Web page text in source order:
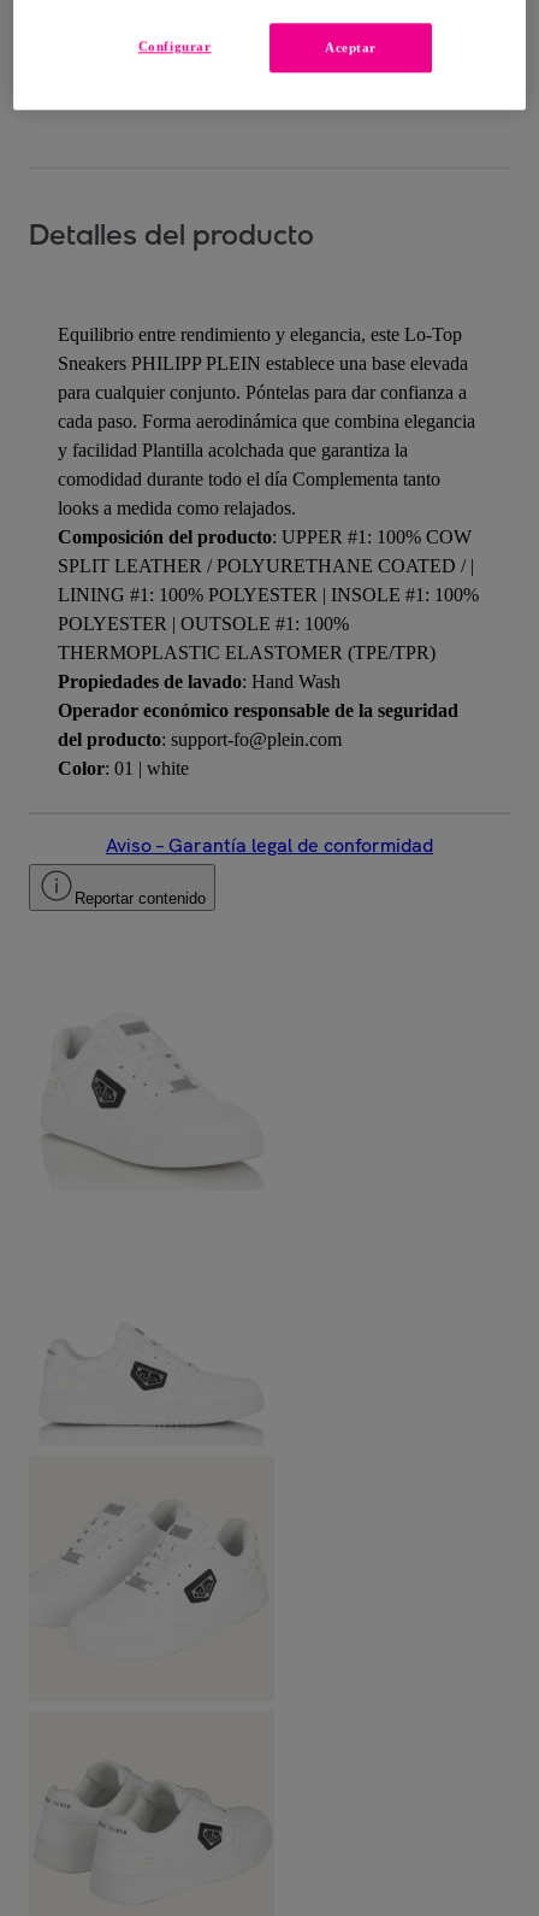
y el16/08
Detalles del producto
Equilibrio entre rendimiento y elegancia, este Lo-Top
Sneakers PHILIPP PLEIN establece una base elevada
para cualquier conjunto. Póntelas para dar confianza a
cada paso. Forma aerodinámica que combina elegancia
y facilidad Plantilla acolchada que garantiza la
comodidad durante todo el día Complementa tanto
looks a medida como relajados.
Composición del producto: UPPER #1: 100% COW
SPLIT LEATHER / POLYURETHANE COATED / |
LINING #1: 100% POLYESTER | INSOLE #1: 100%
POLYESTER | OUTSOLE #1: 100%
THERMOPLASTIC ELASTOMER (TPE/TPR)
Propiedades de lavado: Hand Wash
Operador económico responsable de la seguridad
del producto: support-fo@plein.com
Color: 01 | white
Aviso – Garantía legal de conformidad
Reportar contenido
Aceptar
Configurar